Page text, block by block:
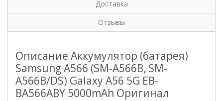
Доставка
Отзывы
Описание Аккумулятор (батарея)
Samsung A566 (SM-A566B, SM-
A566B/DS) Galaxy A56 5G EB-
BA566ABY 5000mAh Оригинал